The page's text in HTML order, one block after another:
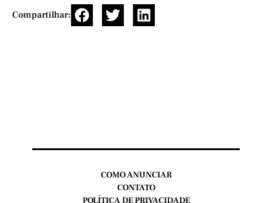
Compartilhar:
COMO ANUNCIAR
CONTATO
POLÍTICA DE PRIVACIDADE